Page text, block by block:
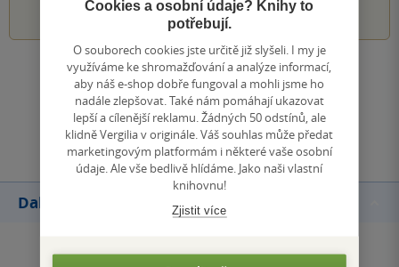
Zobrazit všechna hodnocení
Přidat hodnocení
Další knihy autora
Cookies a osobní údaje? Knihy to
potřebují.
O souborech cookies jste určitě již slyšeli. I my je
využíváme ke shromažďování a analýze informací,
aby náš e-shop dobře fungoval a mohli jsme ho
nadále zlepšovat. Také nám pomáhají ukazovat
lepší a cílenější reklamu. Žádných 50 odstínů, ale
klidně Vergilia v originále. Váš souhlas může předat
marketingovým platformám i některé vaše osobní
údaje. Ale vše bedlivě hlídáme. Jako naši vlastní
knihovnu!
Zjistit více